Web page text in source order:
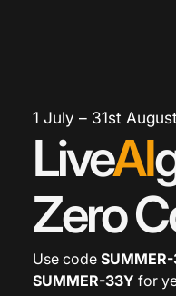
1 July – 31st
LiveAI
Zero
Use code
SUMMER-33Y for